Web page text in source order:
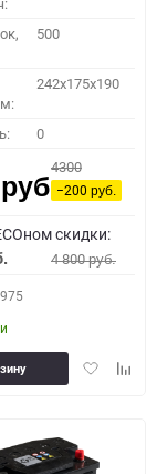
500
242x175x190
0
руб.
4300
−200руб.
скидки:
4 800руб.
Добавить